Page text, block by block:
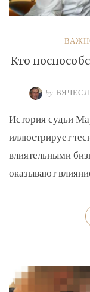
Кто
by
История судьи
иллюстрирует
влиятельными
оказывают